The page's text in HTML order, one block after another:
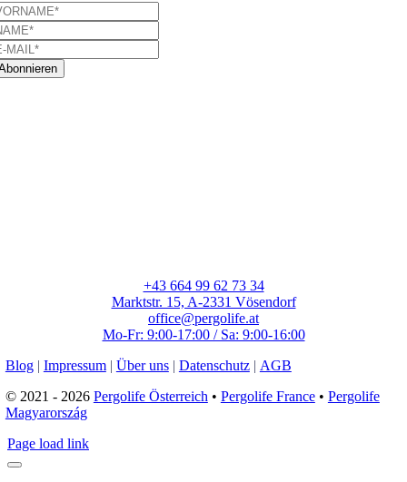
+43 664 99 62 73 34
Marktstr. 15, A-2331 Vösendorf
office@pergolife.at
Mo-Fr: 9:00-17:00 / Sa: 9:00-16:00
Blog | Impressum | Über uns | Datenschutz | AGB
© 2021 - 2026 Pergolife Österreich • Pergolife France• Pergolife
Magyarország
Page load link